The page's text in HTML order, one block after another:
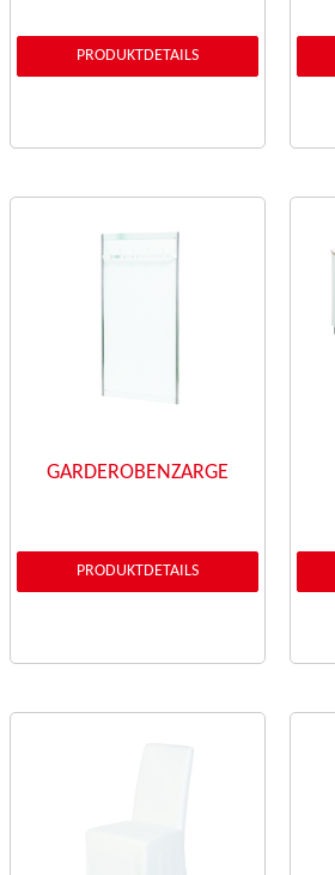
PRODUKTDETAILS
GARDEROBENZARGE
PRODUKTDETAILS